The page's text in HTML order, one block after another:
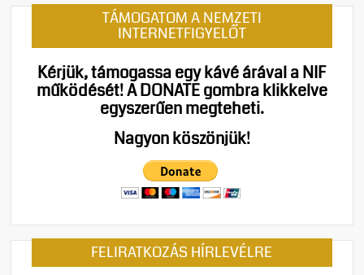
TÁMOGATOM A NEMZETI
INTERNETFIGYELŐT
Kérjük, támogassa egy kávé árával a NIF
működését!A DONATE gombra klikkelve
egyszerűen megteheti.
Nagyon köszönjük!
FELIRATKOZÁS HÍRLEVÉLRE